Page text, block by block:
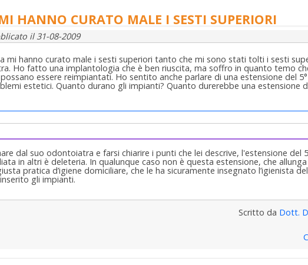
HANNO CURATO MALE I SESTI SUPERIORI
il 31-08-2009
mi hanno curato male i sesti superiori tanto che mi sono stati tolti i sesti
Ho fatto una implantologia che è ben riuscita, ma soffro in quanto temo
essere reimpiantati. Ho sentito anche parlare di una estensione del
estetici. Quanto durano gli impianti? Quanto durerebbe una estensione
dal suo odontoiatra e farsi chiarire i punti che lei descrive, l'estensione del
in altri è deleteria. In qualunque caso non è questa estensione, che
pratica d’igiene domiciliare, che le ha sicuramente insegnato l’igienista
gli impianti.
Scritto da Dott.